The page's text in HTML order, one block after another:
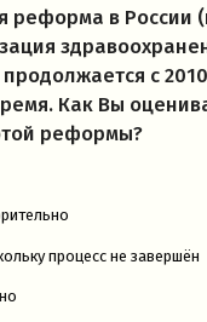
реформа в России
с
Как Вы
реформы?
процесс не завершён